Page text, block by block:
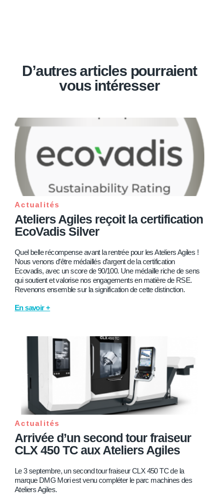
D’autres articles pourraient
vous intéresser
Actualités
Ateliers Agiles reçoit la certification
EcoVadis Silver
Quel belle récompense avant la rentrée pour les Ateliers Agiles !
Nous venons d’être médaillés d’argent de la certification
Ecovadis, avec un score de 90/100. Une médaille riche de sens
qui soutient et valorise nos engagements en matière de RSE.
Revenons ensemble sur la signification de cette distinction.
En savoir +
Actualités
Arrivée d’un second tour fraiseur
CLX 450 TC aux Ateliers Agiles
Le 3 septembre, un second tour fraiseur CLX 450 TC de la
marque DMG Mori est venu compléter le parc machines des
Ateliers Agiles.